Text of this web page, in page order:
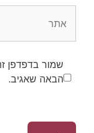
אתר
שמור בדפדפן
הבאה שאגיב.